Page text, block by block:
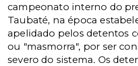
campeonato interno do
Taubaté, na época
apelidado pelos detentos
ou "masmorra", por ser
severo do sistema. Os